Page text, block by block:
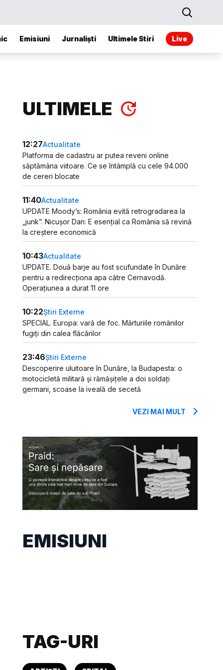
Emisiuni Jurnaliști Ultimele Stiri Live
ULTIMELE
12:27Actualitate
Platforma de cadastru ar putea reveni online
săptămâna viitoare. Ce se întâmplă cu cele 94.000
de cereri blocate
11:40Actualitate
UPDATE Moody’s: România evită retrogradarea la
„junk”. Nicușor Dan: E esențial ca România să revină
la creștere economică
10:43Actualitate
UPDATE. Două barje au fost scufundate în Dunăre
pentru a redirecționa apa către Cernavodă.
Operațiunea a durat 11 ore
10:22Știri Externe
SPECIAL. Europa: vară de foc. Mărturiile românilor
fugiți din calea flăcărilor
23:46Știri Externe
Descoperire uluitoare în Dunăre, la Budapesta: o
motocicletă militară și rămășițele a doi soldați
germani, scoase la iveală de secetă
VEZI MAI MULT
EMISIUNI
TAG-URI